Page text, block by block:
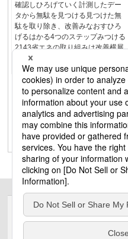
確認しひろげていく計測したデー
タから無駄を見つける見つけた無
駄を取り除き、改善みなおすひろ
げるはかる4つのステップみつける
2143省エネの取り組みは改善横展
開計測「はかる」ことから、省エ
ネ循環、始めましょう。
サイトのご利用にあたって ク
電気・建築